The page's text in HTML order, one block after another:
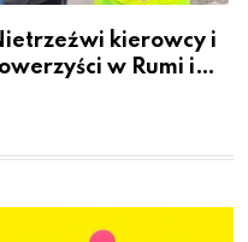
kierowcy i
w Rumi i